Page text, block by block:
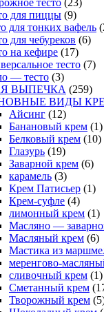
для пиццы (9)
для тонких вафель
для чебуреков (6)
на кефире (17)
тесто (7)
— тесто (3)
ВЫПЕЧКА (259)
ВИДЫ
Айсинг (12)
Банановый крем (1)
Белковый крем (10)
Глазурь (19)
Заварной крем (6)
карамель (3)
Крем Патисьер (1)
Крем-суфле (4)
лимонный крем (1)
Масляно —
Масляный крем (6)
Мастика из
меренгово-
сливочный крем (1)
Сметанный крем
Творожный крем